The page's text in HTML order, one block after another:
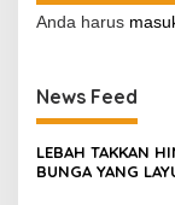
Anda harus
News Feed
LEBAH TAKKAN
BUNGA YANG